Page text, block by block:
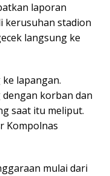
laporan
kerusuhan stadion
langsung ke
lapangan.
korban dan
saat itu meliput.
Kompolnas
mulai dari